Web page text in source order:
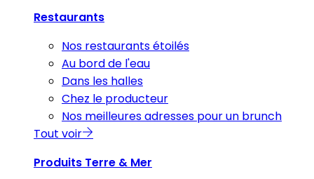
Restaurants
Nos restaurants étoilés
Au bord de l'eau
Dans les halles
Chez le producteur
Nos meilleures adresses pour un brunch
Tout voir
Produits Terre & Mer